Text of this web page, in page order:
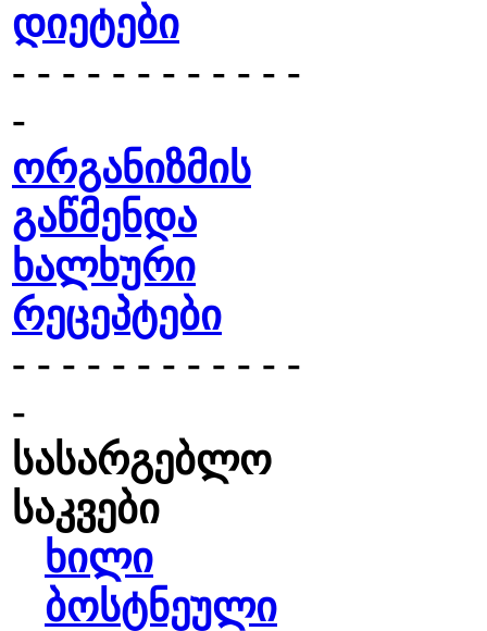
დიეტები
- - - - - - - - - - - -
-
ორგანიზმის
გაწმენდა
ხალხური
რეცეპტები
- - - - - - - - - - - -
-
სასარგებლო
საკვები
ხილი
ბოსტნეული